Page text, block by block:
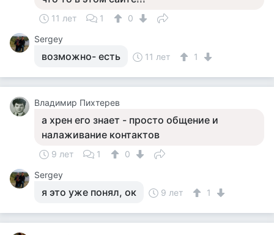
11 лет 1
0
Sergey
возможно- есть 11 лет 1
Владимир Пихтерев
а хрен его знает - просто общение и
налаживание контактов
9 лет 1
0
Sergey
я это уже понял, ок 9 лет 1